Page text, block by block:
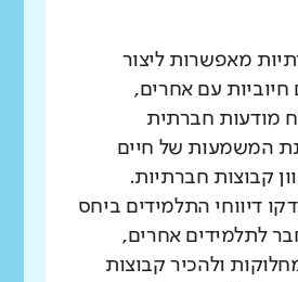
מאפשרות ליצור
עם אחרים,
מודעות חברתית
המשמעות של חיים
קבוצות חברתיות.
דיווחי התלמידים ביחס
לתלמידים אחרים,
ולהכיר קבוצות